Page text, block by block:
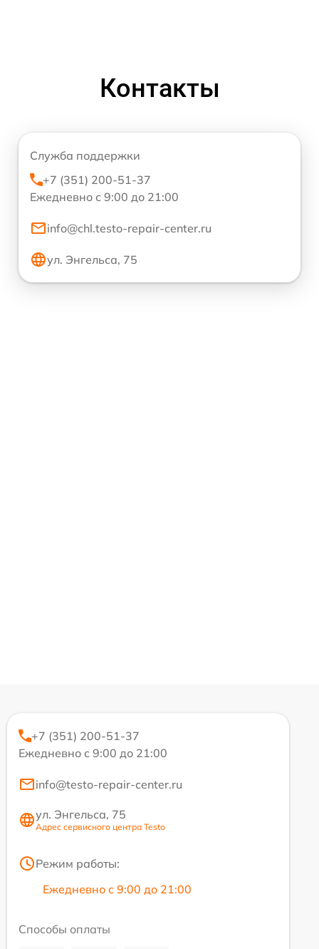
Контакты
Служба поддержки
+7 (351) 200-51-37
Ежедневно с 9:00 до 21:00
info@chl.testo-repair-center.ru
ул. Энгельса, 75
+7 (351) 200-51-37
Ежедневно с 9:00 до 21:00
info@testo-repair-center.ru
ул. Энгельса, 75
Адрес сервисного центра Testo
Режим работы:
Ежедневно с 9:00 до 21:00
Способы оплаты